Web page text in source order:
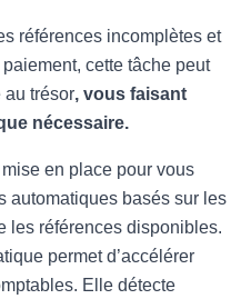
références incomplètes et
cette tâche peut
au trésor, vous faisant
nécessaire.
en place pour vous
automatiques basés sur les
les références disponibles.
permet d’accélérer
Elle détecte